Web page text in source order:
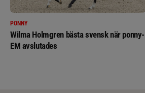
PONNY
Wilma Holmgren bästa svensk när ponny-
EM avslutades